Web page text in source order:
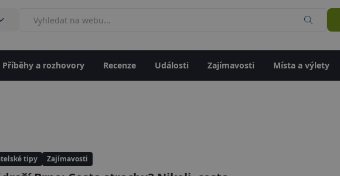
Příběhy a rozhovory Recenze Události Zajímavosti Místa a výlety
tipy Zajímavosti